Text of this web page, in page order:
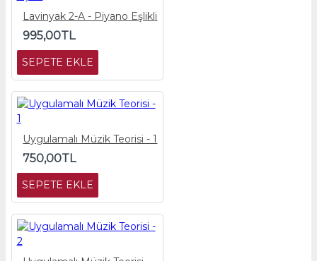
Lavinyak 2-A - Piyano Eşlikli
995,00TL
SEPETE EKLE
Uygulamalı Müzik Teorisi - 1
750,00TL
SEPETE EKLE